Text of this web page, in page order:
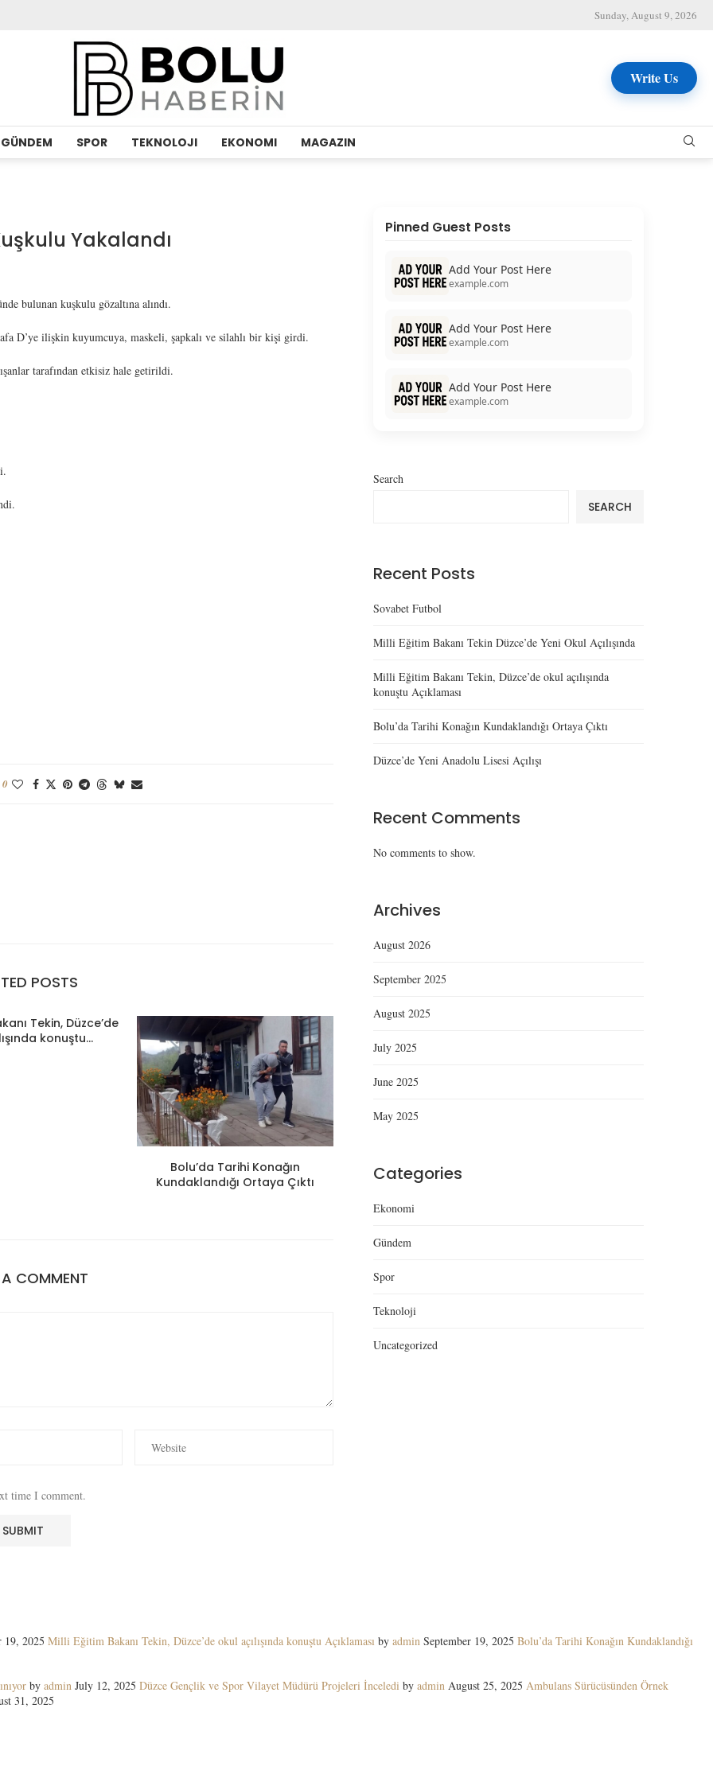
Sunday, August 9, 2026
Write Us
GÜNDEM SPOR TEKNOLOJI EKONOMI MAGAZIN
Yakalandı
bulunan kuşkulu gözaltına alındı.
D’ye ilişkin kuyumcuya, maskeli, şapkalı ve silahlı bir kişi girdi.
tarafından etkisiz hale getirildi.
0
POSTS
Tekin, Düzce’de
konuştu...
Bolu’da Tarihi Konağın
Kundaklandığı Ortaya Çıktı
Düzce’de Yeni Anadolu Lisesi
Açılışı
A COMMENT
time I comment.
Pinned Guest Posts
Add Your Post Here
example.com
Add Your Post Here
example.com
Add Your Post Here
example.com
Search
SEARCH
Recent Posts
Sovabet Futbol
Milli Eğitim Bakanı Tekin Düzce’de Yeni Okul Açılışında
Milli Eğitim Bakanı Tekin, Düzce’de okul açılışında
konuştu Açıklaması
Bolu’da Tarihi Konağın Kundaklandığı Ortaya Çıktı
Düzce’de Yeni Anadolu Lisesi Açılışı
Recent Comments
No comments to show.
Archives
August 2026
September 2025
August 2025
July 2025
June 2025
May 2025
Categories
Ekonomi
Gündem
Spor
Teknoloji
Uncategorized
19, 2025 Milli Eğitim Bakanı Tekin, Düzce’de okul açılışında konuştu Açıklaması by admin September 19, 2025 Bolu’da Tarihi Konağın Kundaklandığı
by admin July 12, 2025 Düzce Gençlik ve Spor Vilayet Müdürü Projeleri İnceledi by admin August 25, 2025 Ambulans Sürücüsünden Örnek
31, 2025